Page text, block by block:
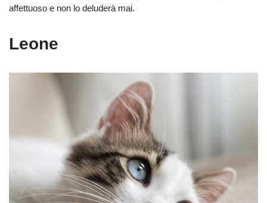
affettuoso e non lo deluderà mai.
Leone